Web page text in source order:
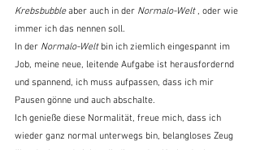
Krebsbubble aber auch in der Normalo-Welt , oder wie
immer ich das nennen soll.
In der Normalo-Welt bin ich ziemlich eingespannt im
Job, meine neue, leitende Aufgabe ist herausfordernd
und spannend, ich muss aufpassen, dass ich mir
Pausen gönne und auch abschalte.
Ich genieße diese Normalität, freue mich, dass ich
wieder ganz normal unterwegs bin, belangloses Zeug